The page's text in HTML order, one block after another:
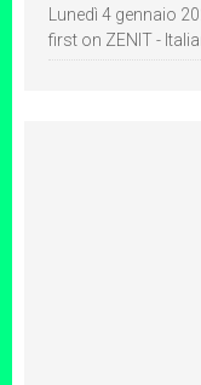
Lunedì 4 gennaio
first on ZENIT -